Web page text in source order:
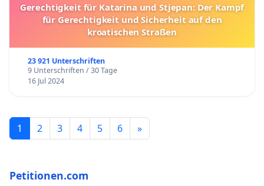
Gerechtigkeit für Katarina und Stjepan: Der Kampf
für Gerechtigkeit und Sicherheit auf den
kroatischen Straßen
23 921 Unterschriften
9 Unterschriften / 30 Tage
16 Jul 2024
1 2 3 4 5 6 »
Petitionen.com